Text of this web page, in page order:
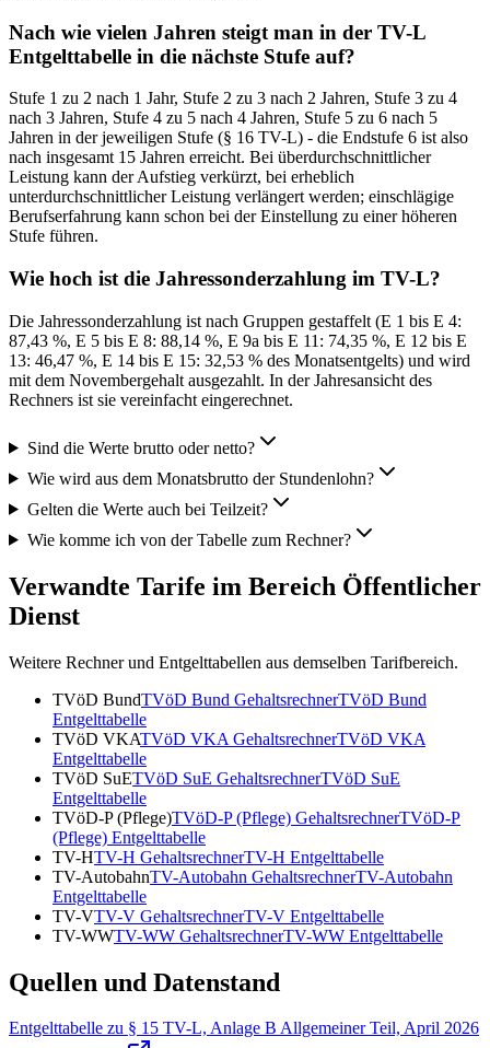
Nach wie vielen Jahren steigt man in der TV-L
Entgelttabelle in die nächste Stufe auf?
Stufe 1 zu 2 nach 1 Jahr, Stufe 2 zu 3 nach 2 Jahren, Stufe 3 zu 4
nach 3 Jahren, Stufe 4 zu 5 nach 4 Jahren, Stufe 5 zu 6 nach 5
Jahren in der jeweiligen Stufe (§ 16 TV-L) - die Endstufe 6 ist also
nach insgesamt 15 Jahren erreicht. Bei überdurchschnittlicher
Leistung kann der Aufstieg verkürzt, bei erheblich
unterdurchschnittlicher Leistung verlängert werden; einschlägige
Berufserfahrung kann schon bei der Einstellung zu einer höheren
Stufe führen.
Wie hoch ist die Jahressonderzahlung im TV-L?
Die Jahressonderzahlung ist nach Gruppen gestaffelt (E 1 bis E 4:
87,43 %, E 5 bis E 8: 88,14 %, E 9a bis E 11: 74,35 %, E 12 bis E
13: 46,47 %, E 14 bis E 15: 32,53 % des Monatsentgelts) und wird
mit dem Novembergehalt ausgezahlt. In der Jahresansicht des
Rechners ist sie vereinfacht eingerechnet.
Sind die Werte brutto oder netto?
Wie wird aus dem Monatsbrutto der Stundenlohn?
Gelten die Werte auch bei Teilzeit?
Wie komme ich von der Tabelle zum Rechner?
Verwandte Tarife im Bereich Öffentlicher
Dienst
Weitere Rechner und Entgelttabellen aus demselben Tarifbereich.
TVöD BundTVöD Bund GehaltsrechnerTVöD Bund
Entgelttabelle
TVöD VKATVöD VKA GehaltsrechnerTVöD VKA
Entgelttabelle
TVöD SuETVöD SuE GehaltsrechnerTVöD SuE
Entgelttabelle
TVöD-P (Pflege)TVöD-P (Pflege) GehaltsrechnerTVöD-P
(Pflege) Entgelttabelle
TV-HTV-H GehaltsrechnerTV-H Entgelttabelle
TV-AutobahnTV-Autobahn GehaltsrechnerTV-Autobahn
Entgelttabelle
TV-VTV-V GehaltsrechnerTV-V Entgelttabelle
TV-WWTV-WW GehaltsrechnerTV-WW Entgelttabelle
Quellen und Datenstand
Entgelttabelle zu § 15 TV-L, Anlage B Allgemeiner Teil, April 2026